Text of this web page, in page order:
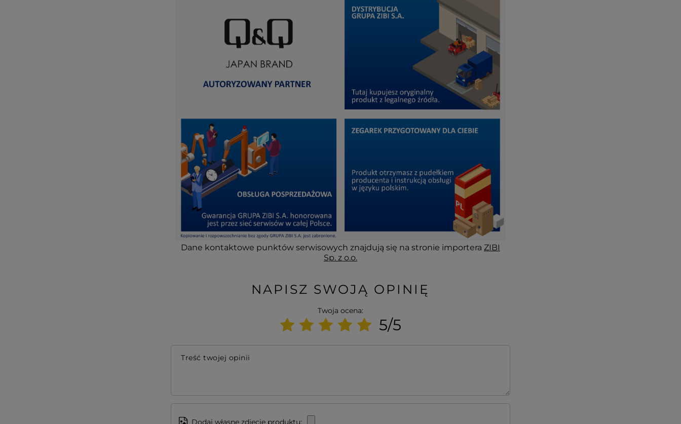
Dane kontaktowe punktów serwisowych znajdują się na stronie importera ZIBI
Sp. z o.o.
NAPISZ SWOJĄ OPINIĘ
Twoja ocena:
5/5
Treść twojej opinii
Dodaj własne zdjęcie produktu: